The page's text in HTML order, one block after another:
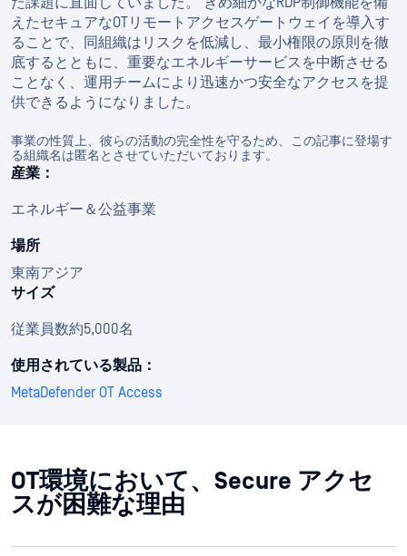
えたセキュアなOTリモートアクセスゲートウェイを導入す
ることで、同組織はリスクを低減し、最小権限の原則を徹
底するとともに、重要なエネルギーサービスを中断させる
ことなく、運用チームにより迅速かつ安全なアクセスを提
供できるようになりました。
事業の性質上、彼らの活動の完全性を守るため、この記事に登場す
る組織名は匿名とさせていただいております。
産業：
エネルギー＆公益事業
場所
東南アジア
サイズ
従業員数約5,000名
使用されている製品：
MetaDefender OT Access
OT環境において、Secure アクセ
スが困難な理由